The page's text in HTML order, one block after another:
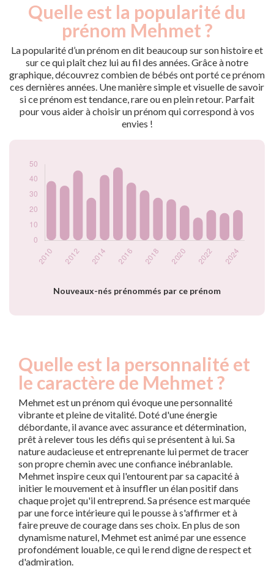
Quelle est la popularité du
prénom Mehmet ?
La popularité d’un prénom en dit beaucoup sur son histoire et
sur ce qui plaît chez lui au fil des années. Grâce à notre
graphique, découvrez combien de bébés ont porté ce prénom
ces dernières années. Une manière simple et visuelle de savoir
si ce prénom est tendance, rare ou en plein retour. Parfait
pour vous aider à choisir un prénom qui correspond à vos
envies !
Nouveaux-nés prénommés par ce prénom
Popularité du
Année
Nouveaux-
nés
2010
39
2011
36
2012
46
2013
28
2014
43
2015
48
2019
2020
23
2021
2022
2023
20
Quelle est la personnalité et
le caractère de Mehmet ?
Mehmet est un prénom qui évoque une personnalité
vibrante et pleine de vitalité. Doté d'une énergie
débordante, il avance avec assurance et détermination,
prêt à relever tous les défis qui se présentent à lui. Sa
nature audacieuse et entreprenante lui permet de tracer
son propre chemin avec une confiance inébranlable.
Mehmet inspire ceux qui l'entourent par sa capacité à
initier le mouvement et à insuffler un élan positif dans
chaque projet qu'il entreprend. Sa présence est marquée
par une force intérieure qui le pousse à s'affirmer et à
faire preuve de courage dans ses choix. En plus de son
dynamisme naturel, Mehmet est animé par une essence
profondément louable, ce qui le rend digne de respect et
d'admiration.